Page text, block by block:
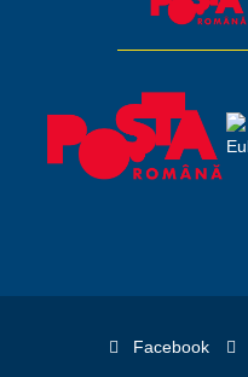
Facebook